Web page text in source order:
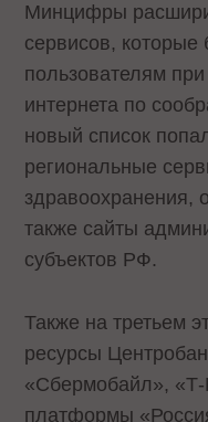
Минцифры
сервисов, которые
пользователям
интернета по
новый список
региональные
здравоохранения,
также сайты
субъектов РФ.
Также на третьем
ресурсы
«Сбермобайл»,
платформы